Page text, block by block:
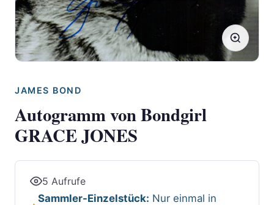
JAMES BOND
Autogramm von Bondgirl
GRACE JONES
5 Aufrufe
Sammler-Einzelstück: Nur einmal in